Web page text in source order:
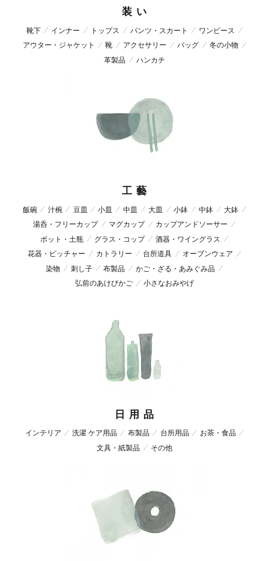
装 い
靴下 インナー トップス パンツ・スカート
ワンピース
アウター・ジャケット
靴 アクセサリー バッグ
冬の小物
革製品
ハンカチ
工 藝
飯碗 汁椀 豆皿 小皿 中皿 大皿 小鉢 中鉢
大鉢
湯呑・フリーカップ
マグカップ
カップアンドソーサー
ポット・土瓶
グラス・コップ
酒器・ワイングラス
花器・ピッチャー
カトラリー 台所道具
オーブンウェア
染物
刺し子 布製品
かご・ざる・あみぐみ品
弘前のあけびかご
小さなおみやげ
日 用 品
インテリア 洗濯 ケア用品 布製品 台所用品
お茶・食品
文具・紙製品
その他